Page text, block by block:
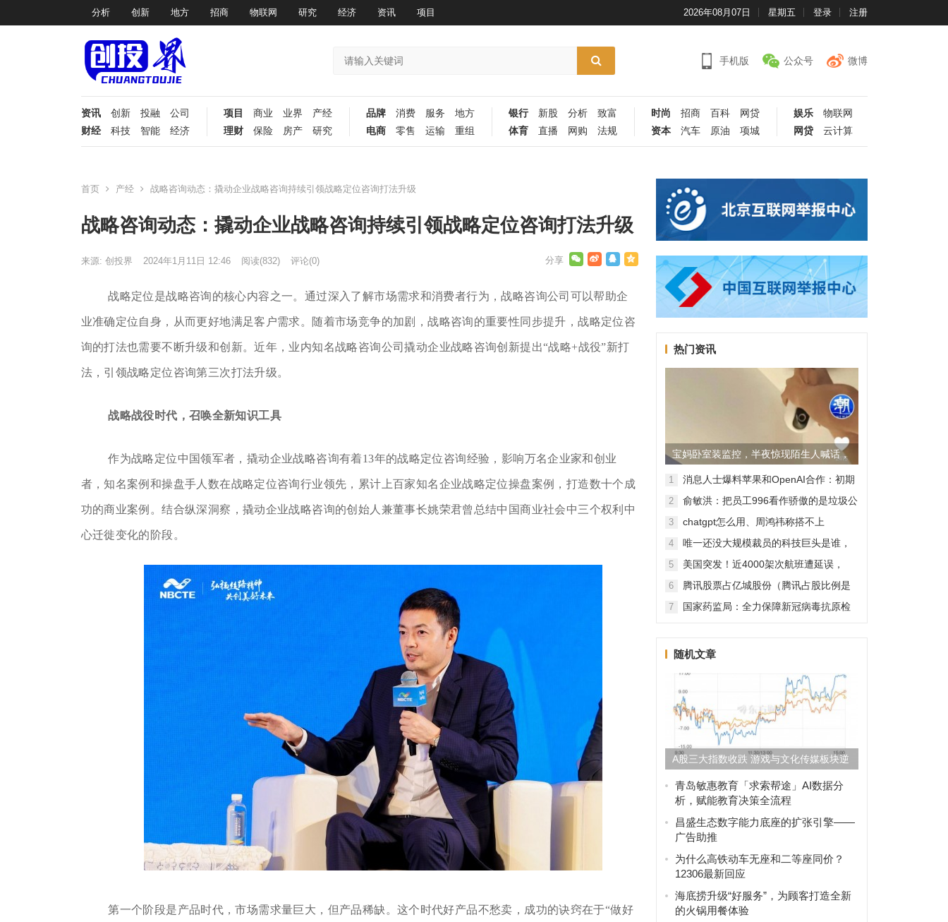
分析 创新 地方 招商 物联网 研究 经济 资讯 项目 2026年08月07日 星期五 登录 注册
手机版 公众号 微博
资讯 创新 投融
公司
财经
科技 智能 经济
项目 商业 业界
产经
理财
保险 房产 研究
品牌 消费 服务
地方
电商
零售 运输 重组
银行 新股 分析
致富
体育
直播 网购 法规
时尚 招商 百科
网贷
资本
汽车 原油 项城
娱乐
物联网
网贷
云计算
首页 产经 战略咨询动态：撬动企业战略咨询持续引领战略定位咨询打法升级
战略咨询动态：撬动企业战略咨询持续引领战略定位咨询打法升级
来源: 创投界 2024年1月11日 12:46 阅读(832) 评论(0)
战略定位是战略咨询的核心内容之一。通过深入了解市场需求和消费者行为，战略咨询公司可以帮助企
业准确定位自身，从而更好地满足客户需求。随着市场竞争的加剧，战略咨询的重要性同步提升，战略定位咨
询的打法也需要不断升级和创新。近年，业内知名战略咨询公司撬动企业战略咨询创新提出“战略+战役”新打
法，引领战略定位咨询第三次打法升级。
战略战役时代，召唤全新知识工具
作为战略定位中国领军者，撬动企业战略咨询有着13年的战略定位咨询经验，影响万名企业家和创业
者，知名案例和操盘手人数在战略定位咨询行业领先，累计上百家知名企业战略定位操盘案例，打造数十个成
功的商业案例。结合纵深洞察，撬动企业战略咨询的创始人兼董事长姚荣君曾总结中国商业社会中三个权利中
心迁徙变化的阶段。
第一个阶段是产品时代，市场需求量巨大，但产品稀缺。这个时代好产品不愁卖，成功的诀窍在于“做好
热门资讯
宝妈卧室装监控，半夜惊现陌生人喊话，
警方已介入调查
1
消息人士爆料苹果和OpenAI合作：初期
无现金交易、未来探索分成佣金
2
俞敏洪：把员工996看作骄傲的是垃圾公
司，建议24节气都放假
3
chatgpt怎么用、周鸿祎称搭不上
ChatGPT企业会被淘汰
4
唯一还没大规模裁员的科技巨头是谁，
苹果还能扛多久？
5
美国突发！近4000架次航班遭延误，
2000架次航班被取消
6
腾讯股票占亿城股份（腾讯占股比例是
怎样的？）
7
国家药监局：全力保障新冠病毒抗原检
随机文章
A股三大指数收跌 游戏与文化传媒板块逆
市走强
青岛敏惠教育「求索帮途」AI数据分
析，赋能教育决策全流程
昌盛生态数字能力底座的扩张引擎——
广告助推
为什么高铁动车无座和二等座同价？
12306最新回应
海底捞升级“好服务”，为顾客打造全新
的火锅用餐体验